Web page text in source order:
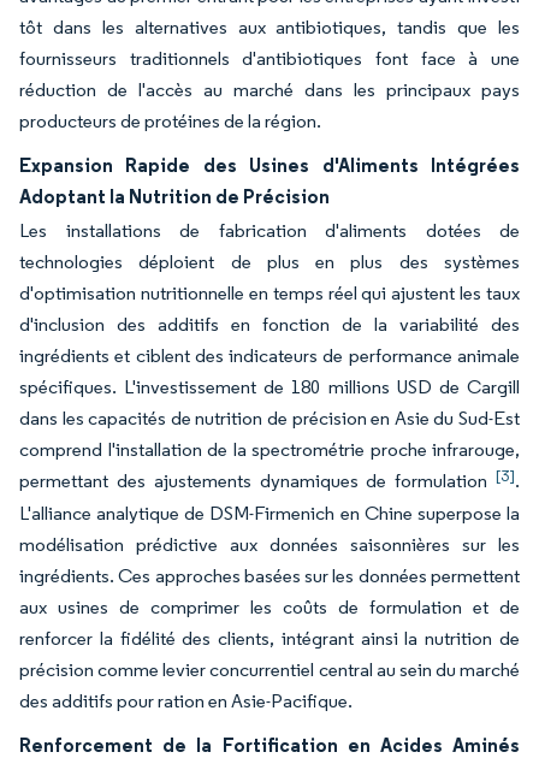
tôt dans les alternatives aux antibiotiques, tandis que les
fournisseurs traditionnels d'antibiotiques font face à une
réduction de l'accès au marché dans les principaux pays
producteurs de protéines de la région.
Expansion Rapide des Usines d'Aliments Intégrées
Adoptant la Nutrition de Précision
Les installations de fabrication d'aliments dotées de
technologies déploient de plus en plus des systèmes
d'optimisation nutritionnelle en temps réel qui ajustent les taux
d'inclusion des additifs en fonction de la variabilité des
ingrédients et ciblent des indicateurs de performance animale
spécifiques. L'investissement de 180 millions USD de Cargill
dans les capacités de nutrition de précision en Asie du Sud-Est
comprend l'installation de la spectrométrie proche infrarouge,
permettant des ajustements dynamiques de formulation [3].
L'alliance analytique de DSM-Firmenich en Chine superpose la
modélisation prédictive aux données saisonnières sur les
ingrédients. Ces approches basées sur les données permettent
aux usines de comprimer les coûts de formulation et de
renforcer la fidélité des clients, intégrant ainsi la nutrition de
précision comme levier concurrentiel central au sein du marché
des additifs pour ration en Asie-Pacifique.
Renforcement de la Fortification en Acides Aminés